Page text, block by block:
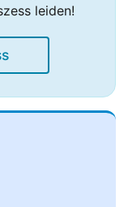
leiden!